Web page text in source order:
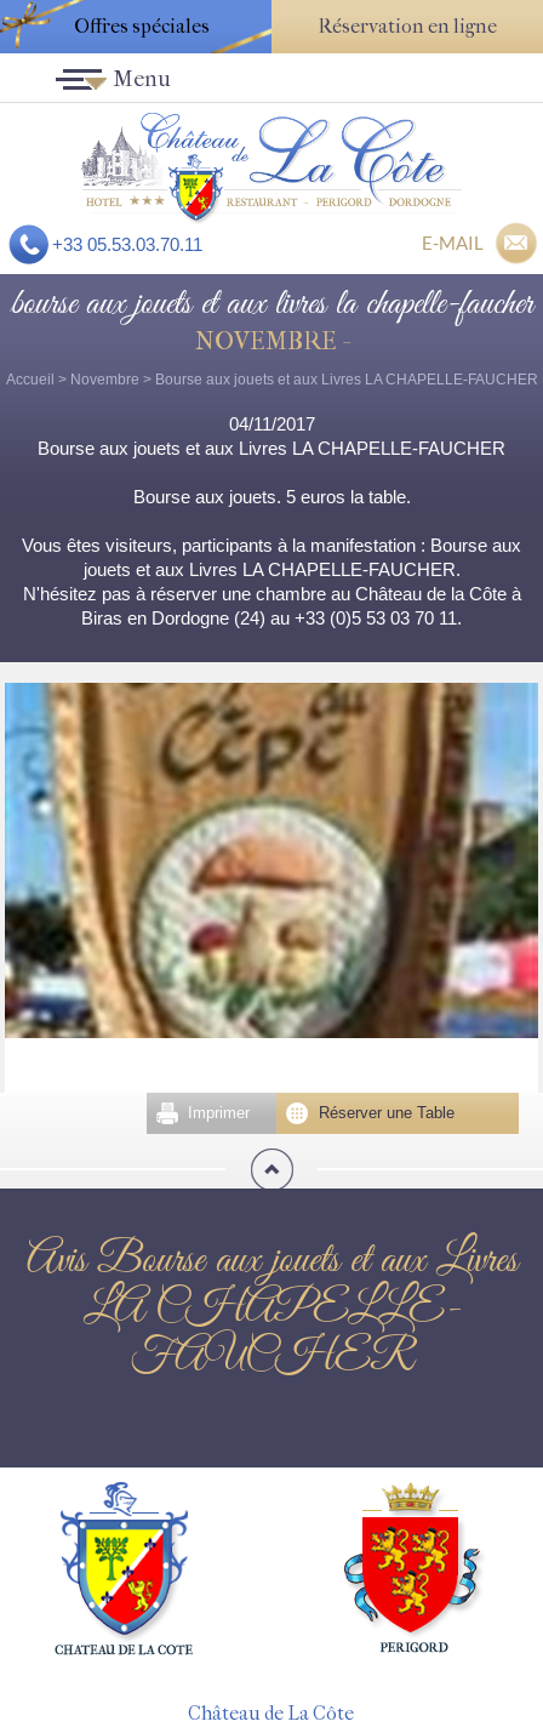
Offres spéciales Réservation en ligne
+33 05.53.03.70.11 E-MAIL
Menu
bourse aux jouets et aux livres la chapelle-faucher
NOVEMBRE -
Accueil > Novembre > Bourse aux jouets et aux Livres LA CHAPELLE-FAUCHER
04/11/2017
Bourse aux jouets et aux Livres LA CHAPELLE-FAUCHER
Bourse aux jouets. 5 euros la table.
Vous êtes visiteurs, participants à la manifestation : Bourse aux
jouets et aux Livres LA CHAPELLE-FAUCHER.
N'hésitez pas à réserver une chambre au Château de la Côte à
Biras en Dordogne (24) au +33 (0)5 53 03 70 11.
Réserver une Table
Imprimer
Avis Bourse aux jouets et aux Livres
LA CHAPELLE-
FAUCHER
Château de La Côte